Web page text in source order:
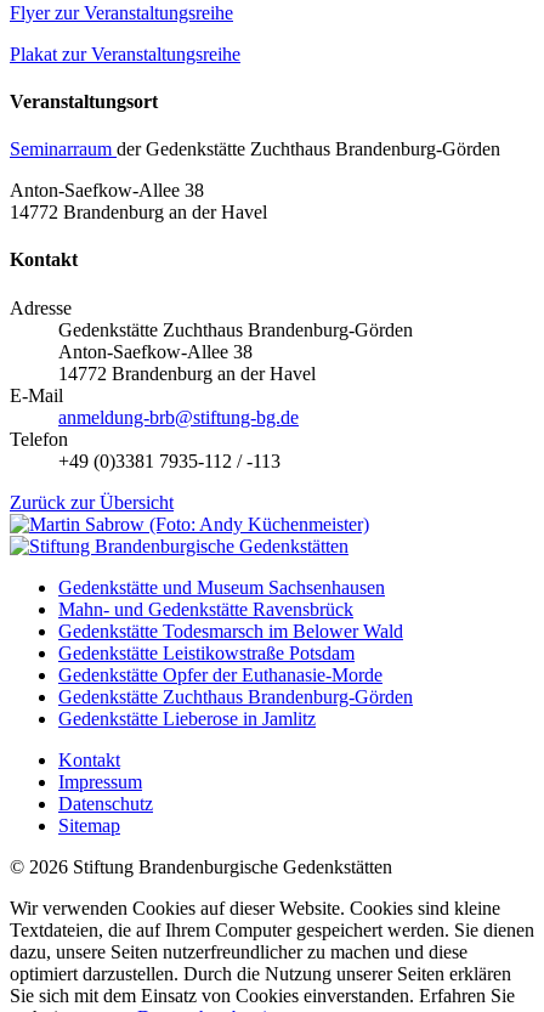
Flyer zur Veranstaltungsreihe
Plakat zur Veranstaltungsreihe
Veranstaltungsort
Seminarraum der Gedenkstätte Zuchthaus Brandenburg-Görden
Anton-Saefkow-Allee 38
14772 Brandenburg an der Havel
Kontakt
Adresse
Gedenkstätte Zuchthaus Brandenburg-Görden
Anton-Saefkow-Allee 38
14772 Brandenburg an der Havel
E-Mail
anmeldung-brb@stiftung-bg.de
Telefon
+49 (0)3381 7935-112 / -113
Zurück zur Übersicht
Gedenkstätte und Museum Sachsenhausen
Mahn- und Gedenkstätte Ravensbrück
Gedenkstätte Todesmarsch im Belower Wald
Gedenkstätte Leistikowstraße Potsdam
Gedenkstätte Opfer der Euthanasie-Morde
Gedenkstätte Zuchthaus Brandenburg-Görden
Gedenkstätte Lieberose in Jamlitz
Kontakt
Impressum
Datenschutz
Sitemap
© 2026 Stiftung Brandenburgische Gedenkstätten
Wir verwenden Cookies auf dieser Website. Cookies sind kleine
Textdateien, die auf Ihrem Computer gespeichert werden. Sie dienen
dazu, unsere Seiten nutzerfreundlicher zu machen und diese
optimiert darzustellen. Durch die Nutzung unserer Seiten erklären
Sie sich mit dem Einsatz von Cookies einverstanden. Erfahren Sie